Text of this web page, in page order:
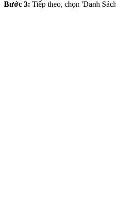
Bước 3: Tiếp theo, chọn 'Danh